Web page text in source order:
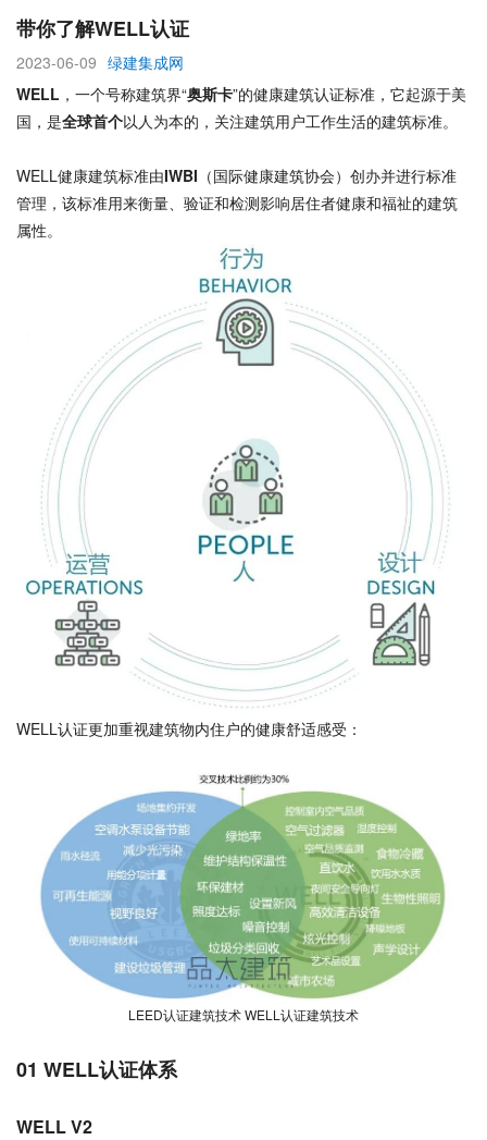
带你了解WELL认证
2023-06-09 绿建集成网
WELL ，一个号称建筑界“奥斯卡”的健康建筑认证标准，它起源于美
国，是全球首个以人为本的，关注建筑用户工作生活的建筑标准。
WELL健康建筑标准由IWBI （国际健康建筑协会）创办并进行标准
管理，该标准用来衡量、验证和检测影响居住者健康和福祉的建筑
属性。
WELL认证更加重视建筑物内住户的健康舒适感受：
LEED认证建筑技术 WELL认证建筑技术
01 WELL认证体系
WELL V2